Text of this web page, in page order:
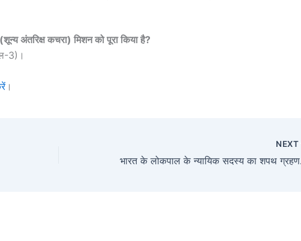
अंतरिक्ष कचरा) मिशन को पूरा किया है?
3)।
।
NEXT